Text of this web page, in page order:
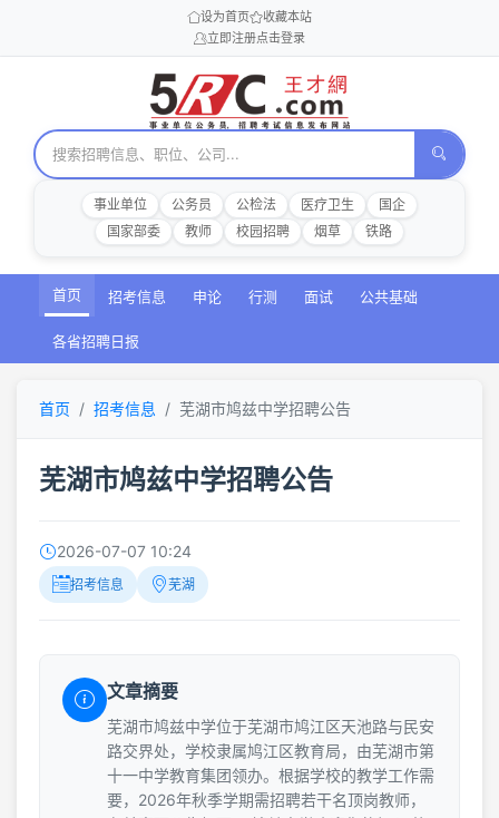
设为首页
收藏本站
立即注册点击登录
事业单位 公务员 公检法 医疗卫生
国企
国家部委
教师 校园招聘 烟草 铁路
首页 招考信息 申论 行测 面试 公共基础
各省招聘日报
首页 招考信息 芜湖市鸠兹中学招聘公告
芜湖市鸠兹中学招聘公告
2026-07-07 10:24
招考信息 芜湖
文章摘要
芜湖市鸠兹中学位于芜湖市鸠江区天池路与民安
路交界处，学校隶属鸠江区教育局，由芜湖市第
十一中学教育集团领办。根据学校的教学工作需
要，2026年秋季学期需招聘若干名顶岗教师，